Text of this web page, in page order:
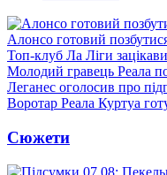
Алонсо готовий
Топ-клуб Ла Ліги
Молодий гравець Реала
Леганес оголосив про
Воротар Реала Куртуа
Сюжети